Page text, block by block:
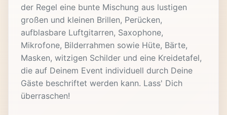
der Regel eine bunte Mischung aus lustigen
großen und kleinen Brillen, Perücken,
aufblasbare Luftgitarren, Saxophone,
Mikrofone, Bilderrahmen sowie Hüte, Bärte,
Masken, witzigen Schilder und eine Kreidetafel,
die auf Deinem Event individuell durch Deine
Gäste beschriftet werden kann. Lass' Dich
überraschen!